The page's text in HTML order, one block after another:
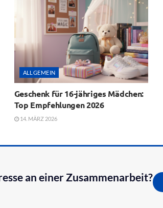
ALLGEMEIN
Geschenk für 16-jähriges Mädchen:
Top Empfehlungen 2026
14. MÄRZ 2026
an einer Zusammenarbeit?